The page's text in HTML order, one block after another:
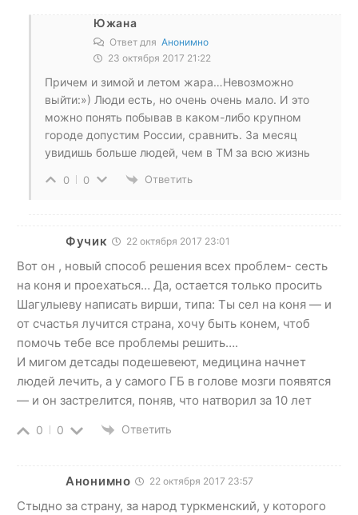
Южана
Ответ для Анонимно
23 октября 2017 21:22
Причем и зимой и летом жара…Невозможно
выйти:») Люди есть, но очень очень мало. И это
можно понять побывав в каком-либо крупном
городе допустим России, сравнить. За месяц
увидишь больше людей, чем в ТМ за всю жизнь
0 0 Ответить
Фучик 22 октября 2017 23:01
Вот он , новый способ решения всех проблем- сесть
на коня и проехаться… Да, остается только просить
Шагулыеву написать вирши, типа: Ты сел на коня — и
от счастья лучится страна, хочу быть конем, чтоб
помочь тебе все проблемы решить….
И мигом детсады подешевеют, медицина начнет
людей лечить, а у самого ГБ в голове мозги появятся
— и он застрелится, поняв, что натворил за 10 лет
0 0 Ответить
Анонимно 22 октября 2017 23:57
Стыдно за страну, за народ туркменский, у которого